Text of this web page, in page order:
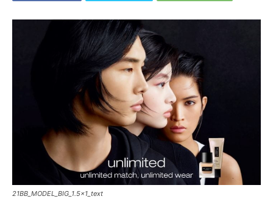
21BB_MODEL_BIG_1.5x1_text